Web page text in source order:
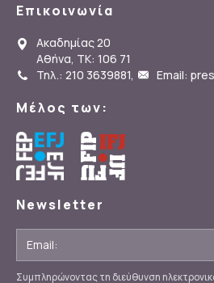
Επικοινωνία
Ακαδημίας 20
Αθήνα, ΤΚ: 106 71
Τηλ.: 210 3639881, Email:
Μέλος των:
Newsletter
Συμπληρώνοντας τη διεύθυνση